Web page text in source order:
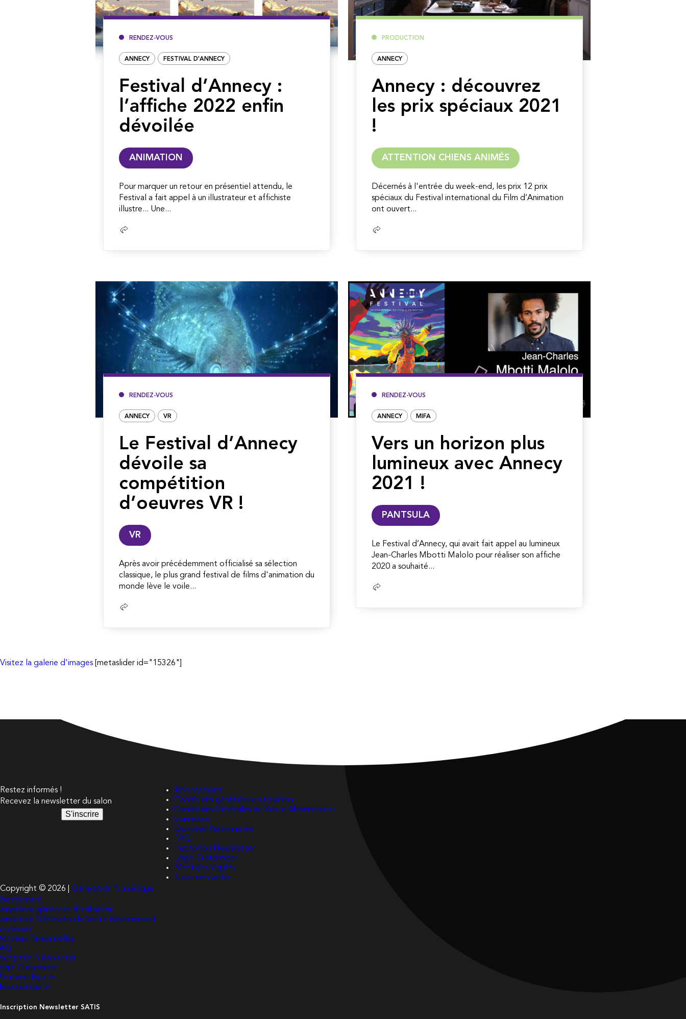
RENDEZ-VOUS
ANNECY FESTIVAL D'ANNECY
Festival d’Annecy :
l’affiche 2022 enfin
dévoilée
ANIMATION
Pour marquer un retour en présentiel attendu, le
Festival a fait appel à un illustrateur et affichiste
illustre... Une...
Lire
PRODUCTION
ANNECY
Annecy : découvrez
les prix spéciaux 2021
!
ATTENTION CHIENS ANIMÉS
Décernés à l'entrée du week-end, les prix 12 prix
spéciaux du Festival international du Film d’Animation
ont ouvert...
Lire
RENDEZ-VOUS
ANNECY VR
Le Festival d’Annecy
dévoile sa
compétition
d’oeuvres VR !
VR
Après avoir précédemment officialisé sa sélection
classique, le plus grand festival de films d'animation du
monde lève le voile...
Lire
RENDEZ-VOUS
ANNECY MIFA
Vers un horizon plus
lumineux avec Annecy
2021 !
PANTSULA
Le Festival d’Annecy, qui avait fait appel au lumineux
Jean-Charles Mbotti Malolo pour réaliser son affiche
2020 a souhaité...
Lire
Visitez la galerie d'images [metaslider id="15326"]
Restez informés !
Recevez la newsletter du salon
S'inscrire
Abonnement
Conditions générales d’utilisation
Conditions Générales de Vente Abonnement
connexion
Données Personnelles
FAQ
Inscription Newsletter
Login Customizer
Mentions légales
Nous contacter
Copyright © 2026 | Génération Numérique
générales d’utilisation
Générales de Vente Abonnement
Personnelles
Newsletter
Customizer
légales
contacter
Inscription Newsletter SATIS